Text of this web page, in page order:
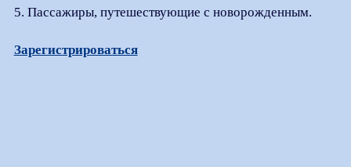
5. Пассажиры, путешествующие с новорожденным.
Зарегистрироваться